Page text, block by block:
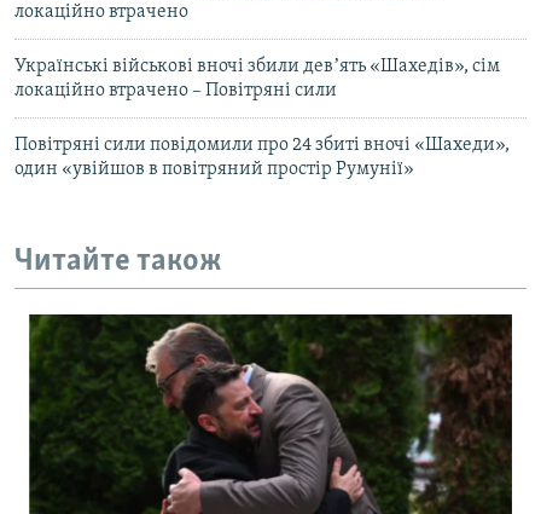
локаційно втрачено
Українські військові вночі збили девʼять «Шахедів», сім
локаційно втрачено – Повітряні сили
Повітряні сили повідомили про 24 збиті вночі «Шахеди»,
один «увійшов в повітряний простір Румунії»
Читайте також